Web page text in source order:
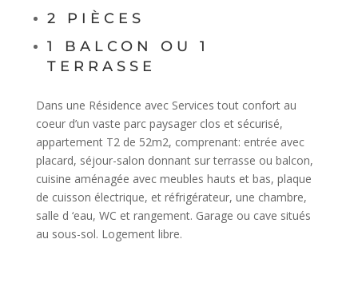
2 PIÈCES
1 BALCON OU 1
TERRASSE
Dans une Résidence avec Services tout confort au
coeur d’un vaste parc paysager clos et sécurisé,
appartement T2 de 52m2, comprenant: entrée avec
placard, séjour-salon donnant sur terrasse ou balcon,
cuisine aménagée avec meubles hauts et bas, plaque
de cuisson électrique, et réfrigérateur, une chambre,
salle d ‘eau, WC et rangement. Garage ou cave situés
au sous-sol. Logement libre.